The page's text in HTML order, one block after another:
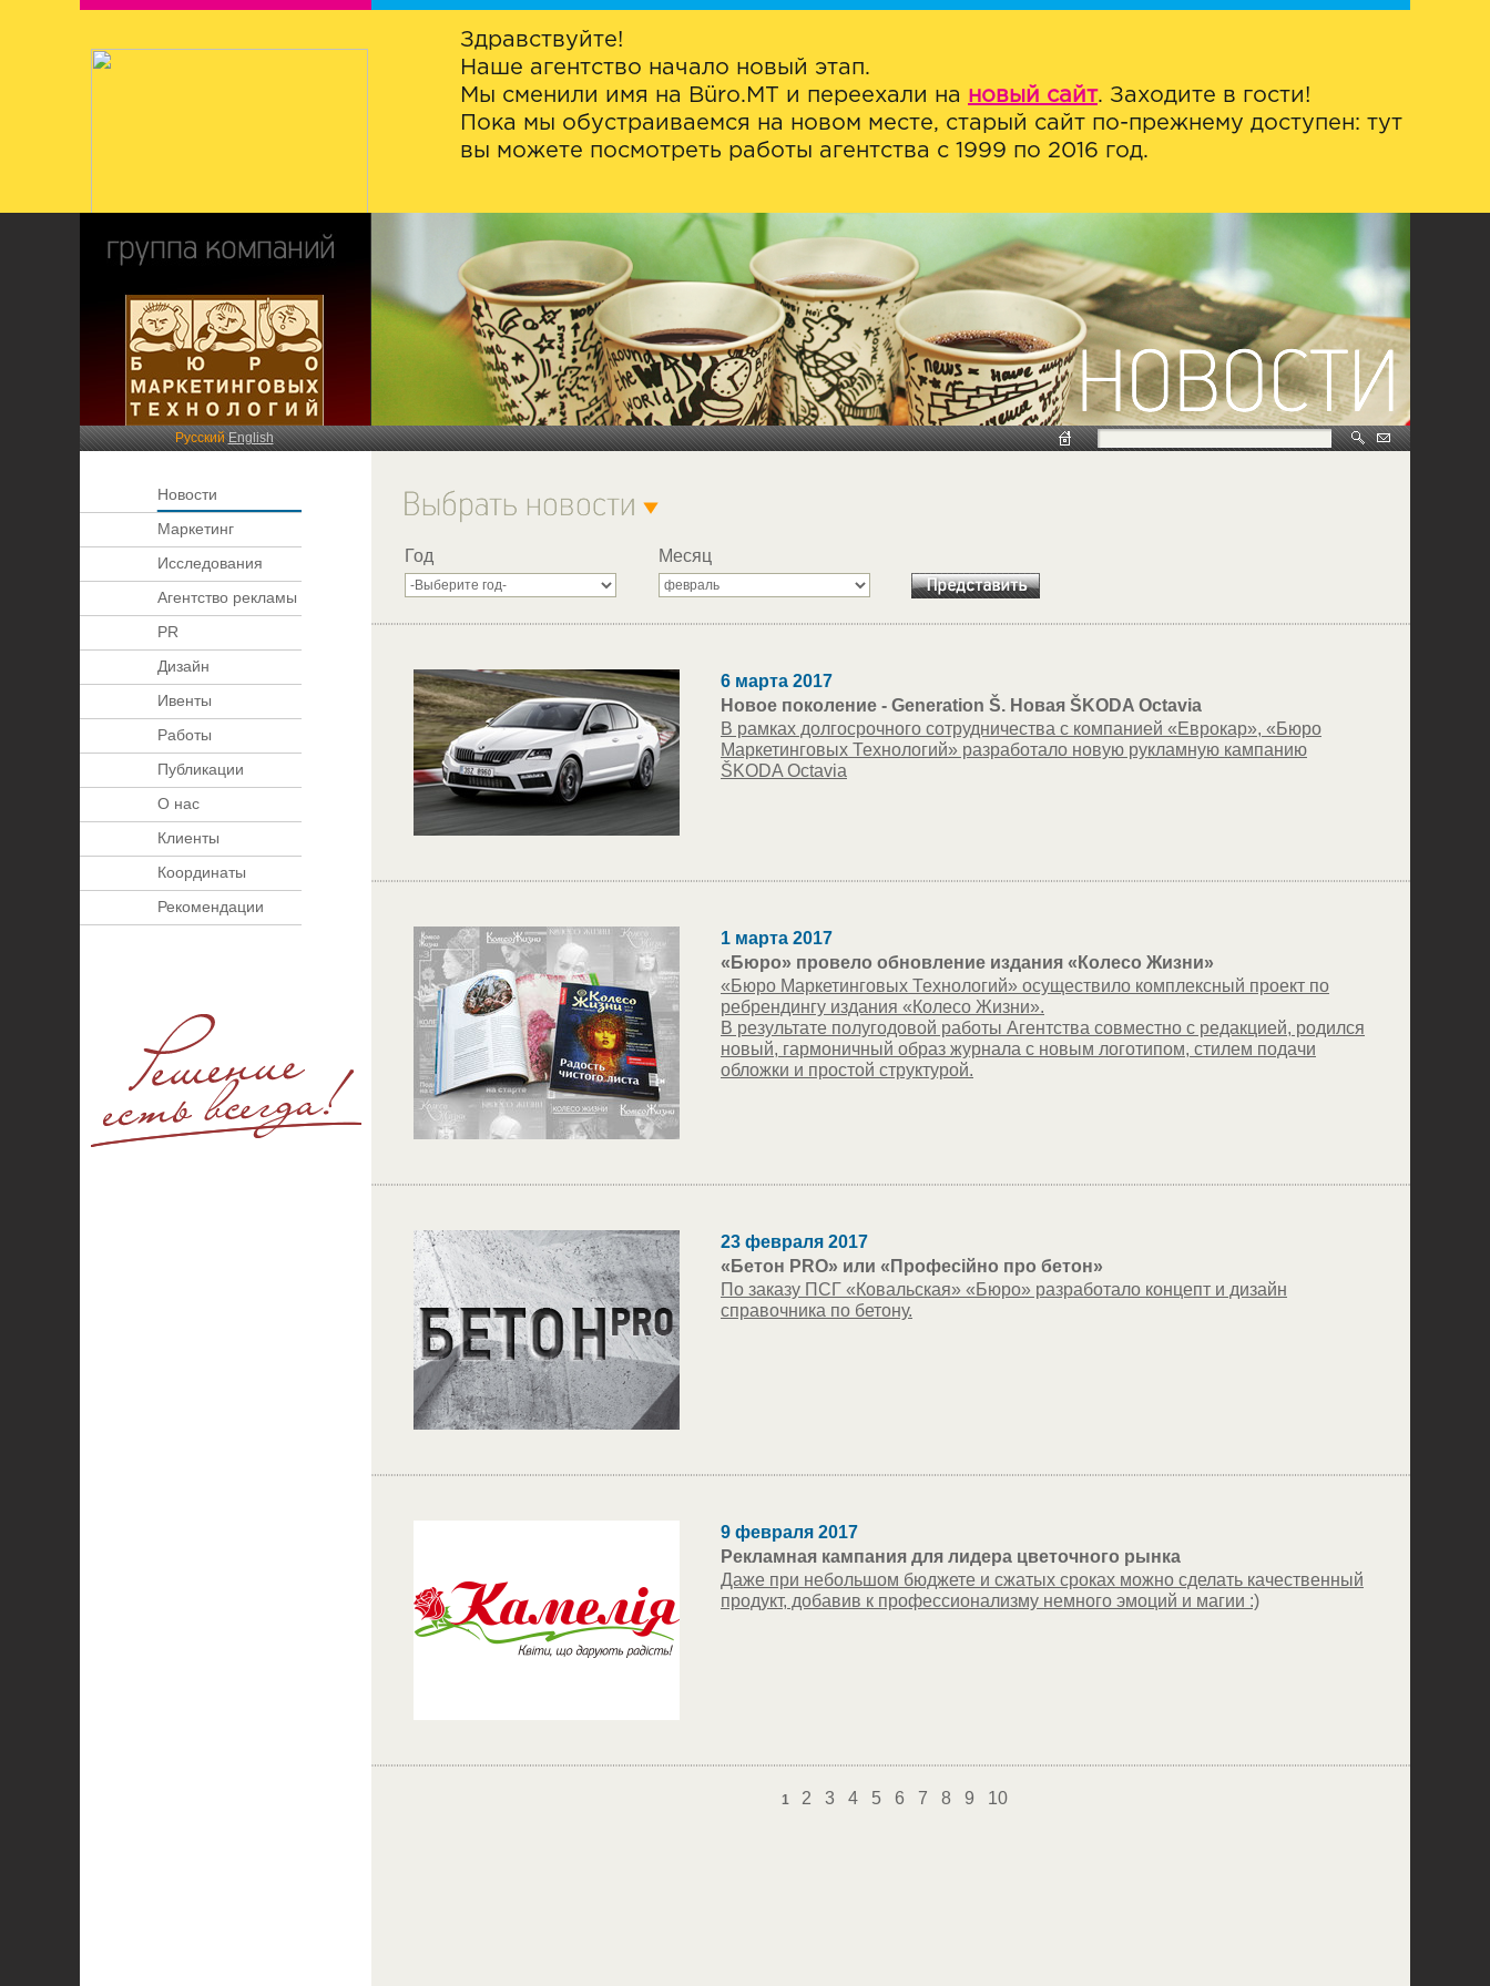
Здравствуйте!
Наше агентство начало новый этап.
Мы сменили имя на Büro.MT и переехали на новый сайт. Заходите в гости!
Пока мы обустраиваемся на новом месте, старый сайт по-прежнему доступен: тут
вы можете посмотреть работы агентства с 1999 по 2016 год.
РусскийEnglish
Новости
Маркетинг
Исследования
Агентство рекламы
PR
Дизайн
Ивенты
Работы
Публикации
О нас
Клиенты
Координаты
Рекомендации
Год Месяц
6 марта 2017
Новое поколение - Generation Š. Новая ŠKODA Octavia
В рамках долгосрочного сотрудничества с компанией «Еврокар», «Бюро
Маркетинговых Технологий» разработало новую рукламную кампанию
ŠKODA Octavia
1 марта 2017
«Бюро» провело обновление издания «Колесо Жизни»
«Бюро Маркетинговых Технологий» осуществило комплексный проект по
ребрендингу издания «Колесо Жизни».
В результате полугодовой работы Агентства совместно с редакцией, родился
новый, гармоничный образ журнала с новым логотипом, стилем подачи
обложки и простой структурой.
23 февраля 2017
«Бетон PRO» или «Професійно про бетон»
По заказу ПСГ «Ковальская» «Бюро» разработало концепт и дизайн
справочника по бетону.
9 февраля 2017
Рекламная кампания для лидера цветочного рынка
Даже при небольшом бюджете и сжатых сроках можно сделать качественный
продукт, добавив к профессионализму немного эмоций и магии :)
1 2 3 4 5 6 7 8 9 10